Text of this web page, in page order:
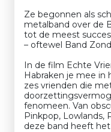
Ze begonnen als
metalband over de
tot de meest
– oftewel Band
In de film Echte
Habraken je mee in
zes vrienden die
fenomeen. Van
Pinkpop, Lowlands,
deze band heeft